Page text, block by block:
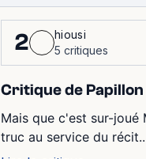
2
hiousi
5 critiques
Critique de
Mais que c'est sur-
truc au service du